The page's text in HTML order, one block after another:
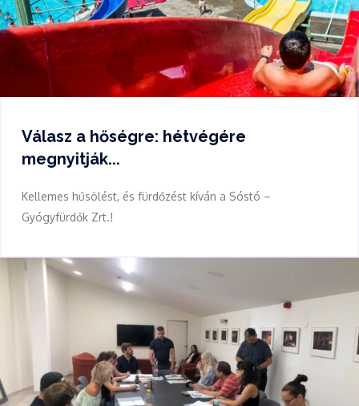
Válasz a hőségre: hétvégére
megnyitják...
Kellemes hűsölést, és fürdőzést kíván a Sóstó –
Gyógyfürdők Zrt.!